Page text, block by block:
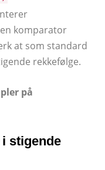
komparator
at som standard
rekkefølge.
på
stigende